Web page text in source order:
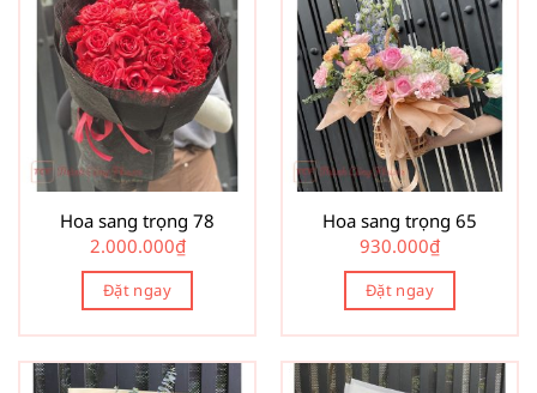
Hoa sang trọng 78
2.000.000₫
Đặt ngay
Hoa sang trọng 65
930.000₫
Đặt ngay